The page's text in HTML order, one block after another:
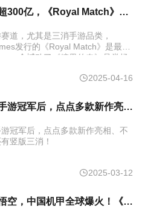
累计收入超300亿，《Royal Match》如何持续迭代成为三消冠军？
道，尤其是三消手游品类，
发行的《Royal Match》是最近
一一个撼动了《糖果传奇》品类畅
2025-04-16
勇夺出海手游冠军后，点点多款新作亮相、不仅有SLG还有竖版三消！
冠军后，点点多款新作亮相、不
竖版三消！
2025-03-12
接棒哪吒悟空，中国机甲全球爆火！《解限机》31万人在线、测试炸服